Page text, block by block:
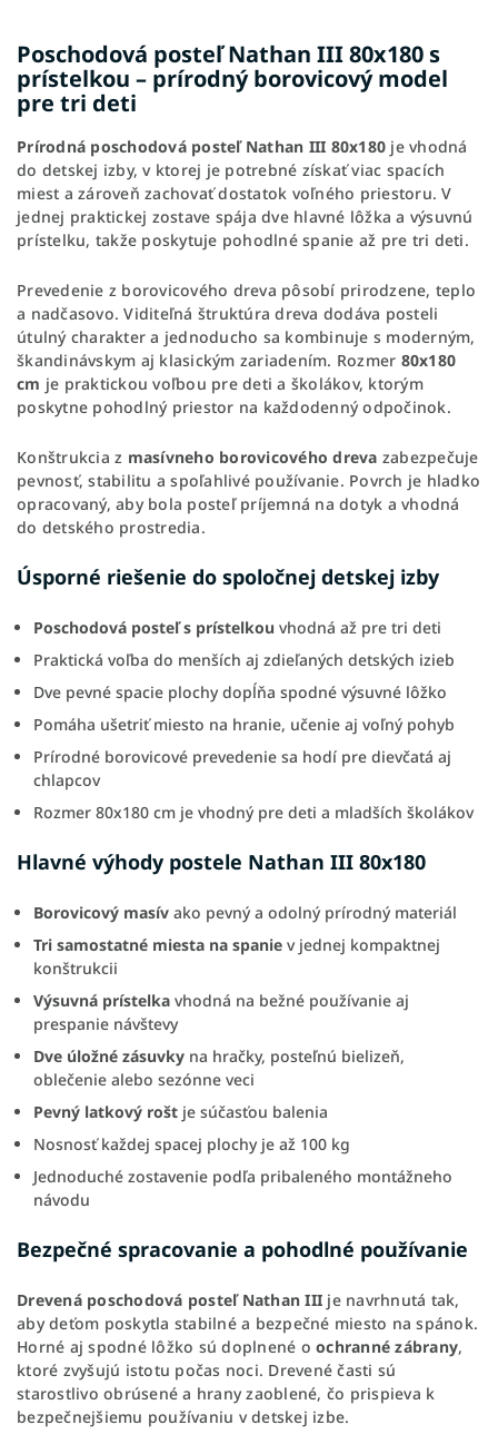
Poschodová posteľ Nathan III 80x180 s
prístelkou – prírodný borovicový model
pre tri deti
Prírodná poschodová posteľ Nathan III 80x180 je vhodná
do detskej izby, v ktorej je potrebné získať viac spacích
miest a zároveň zachovať dostatok voľného priestoru. V
jednej praktickej zostave spája dve hlavné lôžka a výsuvnú
prístelku, takže poskytuje pohodlné spanie až pre tri deti.
Prevedenie z borovicového dreva pôsobí prirodzene, teplo
a nadčasovo. Viditeľná štruktúra dreva dodáva posteli
útulný charakter a jednoducho sa kombinuje s moderným,
škandinávskym aj klasickým zariadením. Rozmer 80x180
cm je praktickou voľbou pre deti a školákov, ktorým
poskytne pohodlný priestor na každodenný odpočinok.
Konštrukcia z masívneho borovicového dreva zabezpečuje
pevnosť, stabilitu a spoľahlivé používanie. Povrch je hladko
opracovaný, aby bola posteľ príjemná na dotyk a vhodná
do detského prostredia.
Úsporné riešenie do spoločnej detskej izby
Poschodová posteľ s prístelkou vhodná až pre tri deti
Praktická voľba do menších aj zdieľaných detských izieb
Dve pevné spacie plochy dopĺňa spodné výsuvné lôžko
Pomáha ušetriť miesto na hranie, učenie aj voľný pohyb
Prírodné borovicové prevedenie sa hodí pre dievčatá aj
chlapcov
Rozmer 80x180 cm je vhodný pre deti a mladších školákov
Hlavné výhody postele Nathan III 80x180
Borovicový masív ako pevný a odolný prírodný materiál
Tri samostatné miesta na spanie v jednej kompaktnej
konštrukcii
Výsuvná prístelka vhodná na bežné používanie aj
prespanie návštevy
Dve úložné zásuvky na hračky, posteľnú bielizeň,
oblečenie alebo sezónne veci
Pevný latkový rošt je súčasťou balenia
Nosnosť každej spacej plochy je až 100 kg
Jednoduché zostavenie podľa pribaleného montážneho
návodu
Bezpečné spracovanie a pohodlné používanie
Drevená poschodová posteľ Nathan III je navrhnutá tak,
aby deťom poskytla stabilné a bezpečné miesto na spánok.
Horné aj spodné lôžko sú doplnené o ochranné zábrany,
ktoré zvyšujú istotu počas noci. Drevené časti sú
starostlivo obrúsené a hrany zaoblené, čo prispieva k
bezpečnejšiemu používaniu v detskej izbe.